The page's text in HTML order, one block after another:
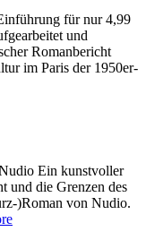
für nur 4,99
und
Romanbericht
im Paris der 1950er-
Ein kunstvoller
und die Grenzen des
)Roman von Nudio.